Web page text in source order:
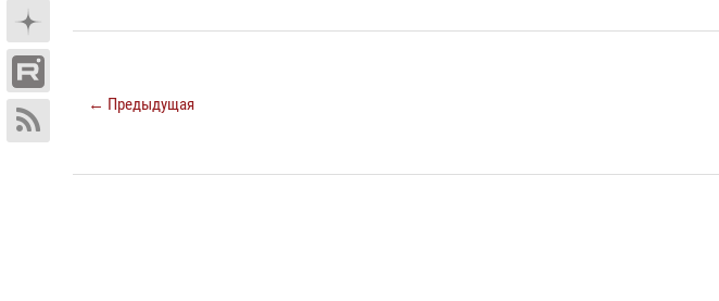
← Предыдущая